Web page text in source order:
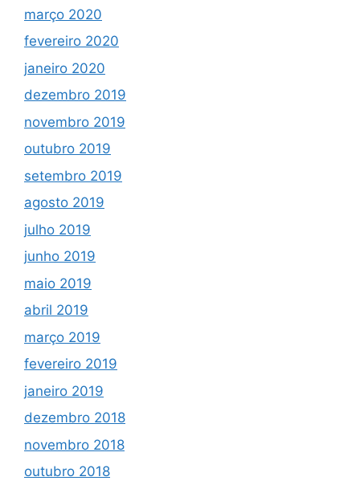
março 2020
fevereiro 2020
janeiro 2020
dezembro 2019
novembro 2019
outubro 2019
setembro 2019
agosto 2019
julho 2019
junho 2019
maio 2019
abril 2019
março 2019
fevereiro 2019
janeiro 2019
dezembro 2018
novembro 2018
outubro 2018